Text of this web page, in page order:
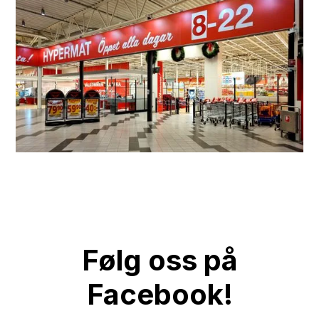
Følg oss på
Facebook!